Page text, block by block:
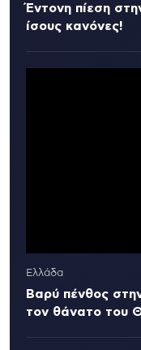
Έντονη πίεση
ίσους κανόνες!
Ελλάδα
Βαρύ πένθος
τον θάνατο του